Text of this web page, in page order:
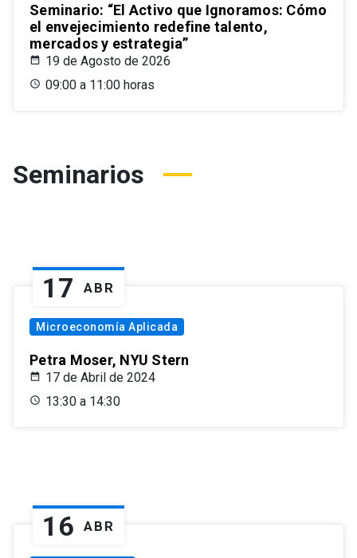
Seminario: “El Activo que Ignoramos: Cómo
el envejecimiento redefine talento,
mercados y estrategia”
19 de Agosto de 2026
09:00 a 11:00 horas
Seminarios
17 ABR
Microeconomía Aplicada
Petra Moser, NYU Stern
17 de Abril de 2024
13:30 a 14:30
16 ABR